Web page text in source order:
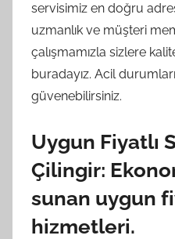
servisimiz en doğru
uzmanlık ve müşteri
çalışmamızla sizlere
buradayız. Acil
güvenebilirsiniz.
Uygun Fiyatlı
Çilingir:
sunan uygun
hizmetleri.